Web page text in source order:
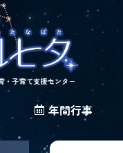
年間行事